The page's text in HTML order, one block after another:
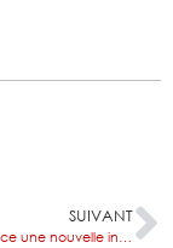
SUIVANT